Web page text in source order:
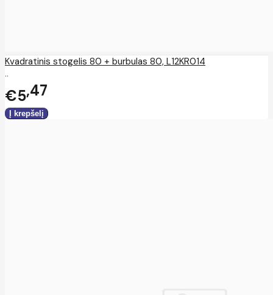
Kvadratinis stogelis 80 + burbulas 80, L12KR014
..
€5 47